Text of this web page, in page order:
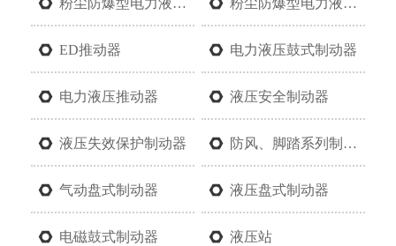
粉尘防爆型电力液压制动器 粉尘防爆型电力液压推动器
ED推动器 电力液压鼓式制动器
电力液压推动器 液压安全制动器
液压失效保护制动器 防风、脚踏系列制动器
气动盘式制动器 液压盘式制动器
电磁鼓式制动器 液压站